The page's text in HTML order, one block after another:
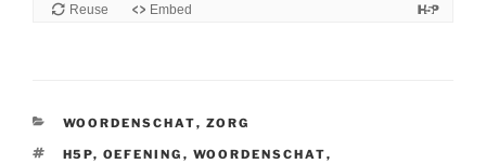
CATEGORIEËN
WOORDENSCHAT, ZORG
TAGS
H5P, OEFENING , WOORDENSCHAT,